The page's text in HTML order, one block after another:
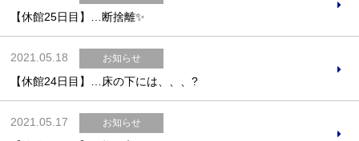
【休館25日目】…断捨離✨
2021.05.18 お知らせ
【休館24日目】…床の下には、、、?
2021.05.17 お知らせ